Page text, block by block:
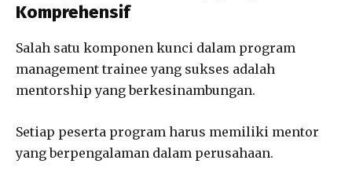
Komprehensif
Salah satu komponen kunci dalam program
management trainee yang sukses adalah
mentorship yang berkesinambungan.
Setiap peserta program harus memiliki mentor
yang berpengalaman dalam perusahaan.